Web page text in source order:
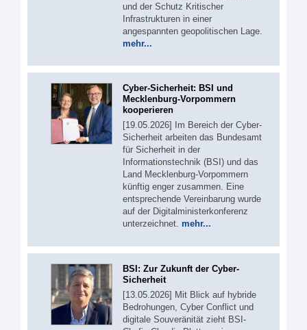
und der Schutz Kritischer
Infrastrukturen in einer
angespannten geopolitischen Lage.
mehr...
Cyber-Sicherheit: BSI und
Mecklenburg-Vorpommern
kooperieren
[19.05.2026] Im Bereich der Cyber-
Sicherheit arbeiten das Bundesamt
für Sicherheit in der
Informationstechnik (BSI) und das
Land Mecklenburg-Vorpommern
künftig enger zusammen. Eine
entsprechende Vereinbarung wurde
auf der Digitalministerkonferenz
unterzeichnet. mehr...
BSI: Zur Zukunft der Cyber-
Sicherheit
[13.05.2026] Mit Blick auf hybride
Bedrohungen, Cyber Conflict und
digitale Souveränität zieht BSI-